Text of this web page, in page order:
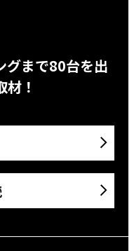
グまで80台を出
！